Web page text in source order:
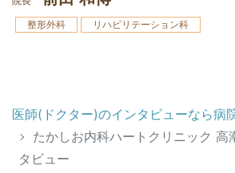
整形外科 リハビリテーション科
医師(ドクター)のインタビューなら病
たかしお内科ハートクリニック 高
タビュー